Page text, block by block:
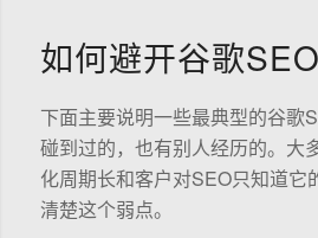
如何避开谷歌
下面主要说明一些最典型的谷歌
碰到过的，也有别人经历的。大
化周期长和客户对SEO只知道它
清楚这个弱点。